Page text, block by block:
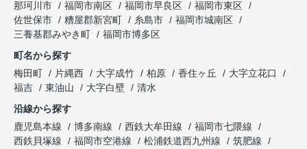
那珂川市
福岡市南区 福岡市早良区
福岡市東区
佐世保市
糟屋郡新宮町 糸島市
福岡市城南区
三養基郡みやき町
福岡市博多区
町名から探す
梅田町
片縄西 大字成竹 柏原 香住ヶ丘
大字立花口
福吉
東油山 大字白壁
清水
沿線から探す
鹿児島本線
博多南線 西鉄大牟田線
福岡市七隈線
西鉄貝塚線
福岡市空港線 松浦鉄道西九州線
筑肥線